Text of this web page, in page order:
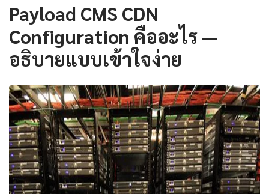
Payload CMS CDN
Configuration คืออะไร —
อธิบายแบบเข้าใจง่าย